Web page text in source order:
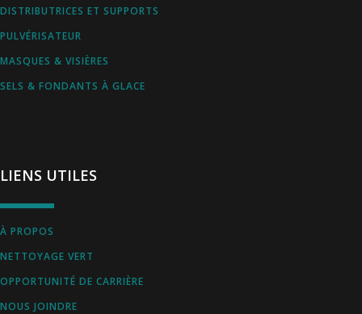
DISTRIBUTRICES ET SUPPORTS
PULVÉRISATEUR
MASQUES & VISIÈRES
SELS & FONDANTS À GLACE
LIENS UTILES
À PROPOS
NETTOYAGE VERT
OPPORTUNITÉ DE CARRIÈRE
NOUS JOINDRE